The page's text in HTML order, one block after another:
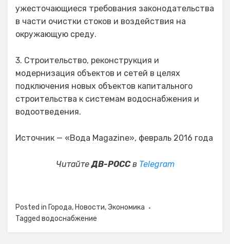
ужесточающиеся требования законодательства
в части очистки стоков и воздействия на
окружающую среду.
3. Строительство, реконструкция и
модернизация объектов и сетей в целях
подключения новых объектов капитального
строительства к системам водоснабжения и
водоотведения.
Источник — «Вода Magazine», февраль 2016 года
ЧитайтеДВ-РОССв Telegram
Posted in Города, Новости,Экономика
Tagged водоснабжение